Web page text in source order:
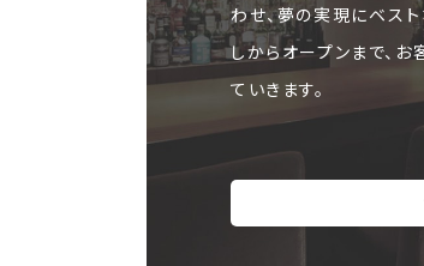
わせ、夢の実現にベス
しからオープンまで、
ていきます。